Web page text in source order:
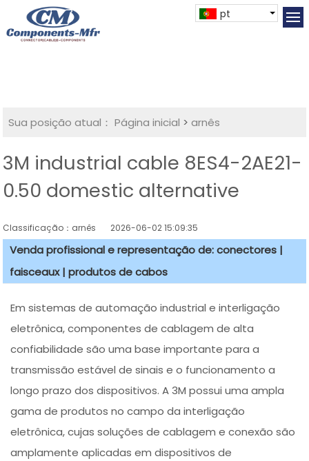
pt
Sua posição atual： Página inicial >arnês
3M industrial cable 8ES4-2AE21-
0.50 domestic alternative
Classificação：arnês 2026-06-02 15:09:35
Venda profissional e representação de: conectores |
faisceaux | produtos de cabos
Em sistemas de automação industrial e interligação
eletrônica, componentes de cablagem de alta
confiabilidade são uma base importante para a
transmissão estável de sinais e o funcionamento a
longo prazo dos dispositivos. A 3M possui uma ampla
gama de produtos no campo da interligação
eletrônica, cujas soluções de cablagem e conexão são
amplamente aplicadas em dispositivos de